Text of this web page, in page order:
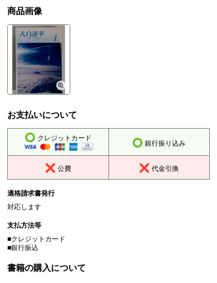
商品画像
お支払いについて
クレジットカード
銀行振り込み
公費 代金引換
適格請求書発行
対応します
支払方法等
■クレジットカード
■銀行振込
書籍の購入について